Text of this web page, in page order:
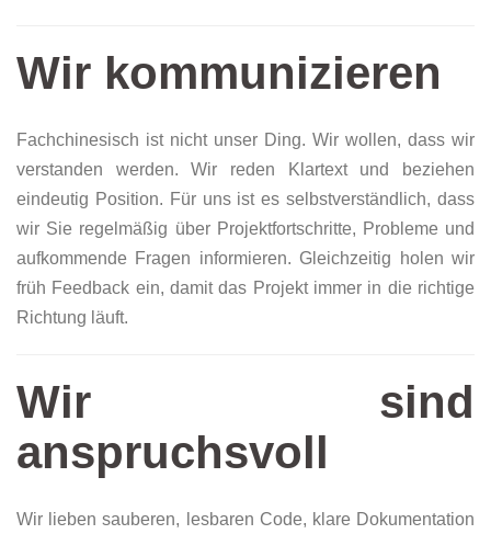
Wir kommunizieren
Fachchinesisch ist nicht unser Ding. Wir wollen, dass wir
verstanden werden. Wir reden Klartext und beziehen
eindeutig Position. Für uns ist es selbstverständlich, dass
wir Sie regelmäßig über Projektfortschritte, Probleme und
aufkommende Fragen informieren. Gleichzeitig holen wir
früh Feedback ein, damit das Projekt immer in die richtige
Richtung läuft.
Wir sind
anspruchsvoll
Wir lieben sauberen, lesbaren Code, klare Dokumentation